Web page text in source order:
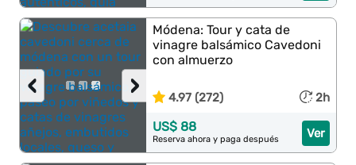
›
‹
Módena: Tour y cata de
vinagre balsámico Cavedoni
con almuerzo
4.97 (272) 2h
Ver
US$ 88
Reserva ahora y paga después